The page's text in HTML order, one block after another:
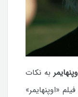
به نکات
«اوپنهایمر»